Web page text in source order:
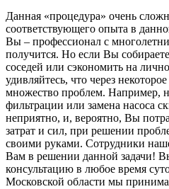
Данная «процедура» очень
соответствующего опыта в
Вы – профессионал с
получится. Но если Вы
соседей или сэкономить на
удивляйтесь, что через
множество проблем. Например,
фильтрации или замена насоса
неприятно, и, вероятно, Вы
затрат и сил, при решении
своими руками. Сотрудники
Вам в решении данной задачи!
консультацию в любое время
Московской области мы